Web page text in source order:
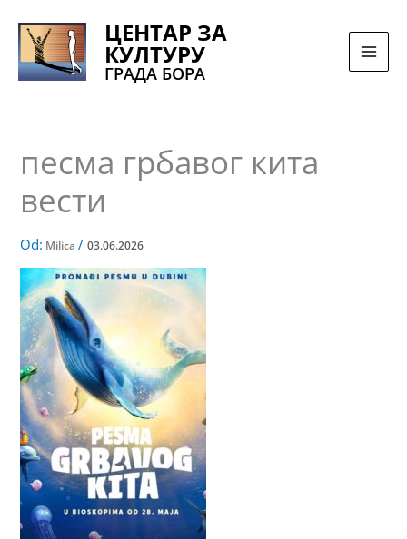
sadržaj
ЦЕНТАР ЗА
КУЛТУРУ
ГРАДА БОРА
песма грбавог кита
вести
Od: Milica/03.06.2026